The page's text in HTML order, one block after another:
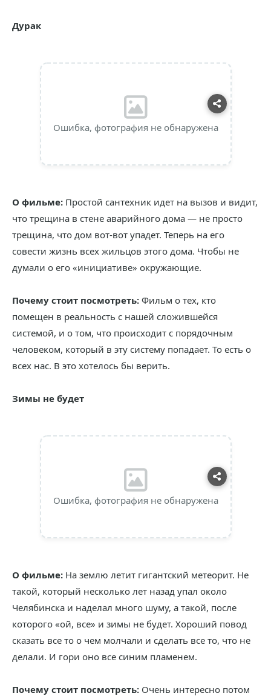
Дурак
Ошибка, фотография не обнаружена
О фильме: Простой сантехник идет на вызов и видит,
что трещина в стене аварийного дома — не просто
трещина, что дом вот-вот упадет. Теперь на его
совести жизнь всех жильцов этого дома. Чтобы не
думали о его «инициативе» окружающие.
Почему стоит посмотреть: Фильм о тех, кто
помещен в реальность с нашей сложившейся
системой, и о том, что происходит с порядочным
человеком, который в эту систему попадает. То есть о
всех нас. В это хотелось бы верить.
Зимы не будет
Ошибка, фотография не обнаружена
О фильме: На землю летит гигантский метеорит. Не
такой, который несколько лет назад упал около
Челябинска и наделал много шуму, а такой, после
которого «ой, все» и зимы не будет. Хороший повод
сказать все то о чем молчали и сделать все то, что не
делали. И гори оно все синим пламенем.
Почему стоит посмотреть: Очень интересно потом